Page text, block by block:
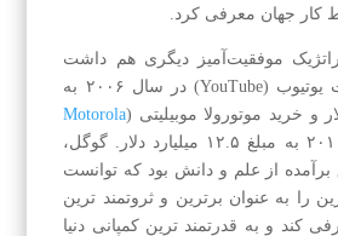
کار جهان معرفی کرد.
موفقیت‌آمیز دیگری هم داشت
ازجمله خرید شرکت یوتیوب (YouTube) در سال ۲۰۰۶ به
Motorola
) در سال ۲۰۱۱ به مبلغ ۱۲.۵ میلیارد دلار. گوگل،
از علم و دانش بود که توانست
را به عنوان برترین و ثروتمند ترین
کند و به قدرتمند ترین کمپانی دنیا